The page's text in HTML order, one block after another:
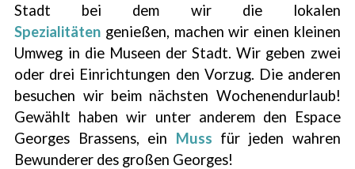
Stadt bei dem wir die lokalen
Spezialitäten genießen, machen wir einen kleinen
Umweg in die Museen der Stadt. Wir geben zwei
oder drei Einrichtungen den Vorzug. Die anderen
besuchen wir beim nächsten Wochenendurlaub!
Gewählt haben wir unter anderem den Espace
Georges Brassens, ein Muss für jeden wahren
Bewunderer des großen Georges!